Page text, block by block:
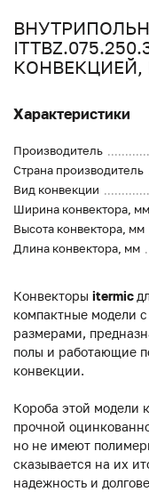
КОНВЕКЦИЕЙ,
Характеристики
Производитель
Страна производитель
Вид конвекции
Ширина конвектора, мм
Высота конвектора, мм
Длина конвектора, мм
Конвекторы itermic
компактные модели
размерами,
полы и работающие
конвекции.
Короба этой модели
прочной
но не имеют
сказывается на их
надежность и